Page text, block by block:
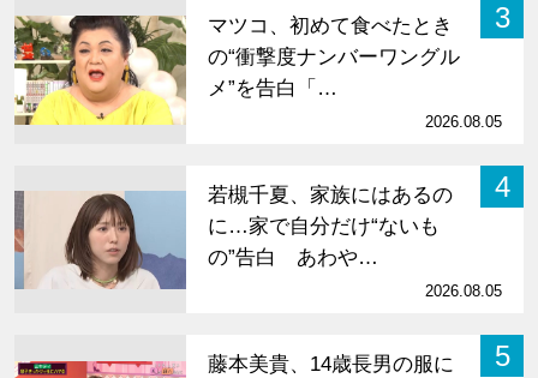
3
マツコ、初めて食べたとき
の“衝撃度ナンバーワングル
メ”を告白「…
2026.08.05
4
若槻千夏、家族にはあるの
に…家で自分だけ“ないも
の”告白 あわや…
2026.08.05
5
藤本美貴、14歳長男の服に